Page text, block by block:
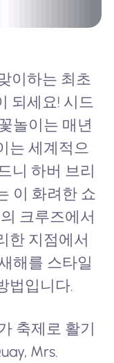
이하는 최초
되세요! 시드
놀이는 매년
는 세계적으
니 하버 브리
이 화려한 쇼
크루즈에서
한 지점에서
해를 스타일
법입니다.
축제로 활기
Mrs.